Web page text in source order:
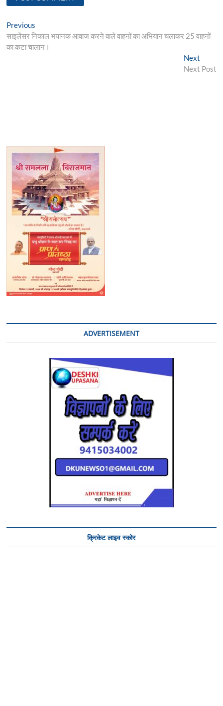
Post
navigation
Previous
post:
साइलेंसर निकाल भयानक आवाज करने वाले वाहनों का अभियान चलाकर 25 वाहनों
का कटा चालान।
NextNext
post:
Next Post
ADVERTISEMENT
क्रिकेट लाइव स्कोर